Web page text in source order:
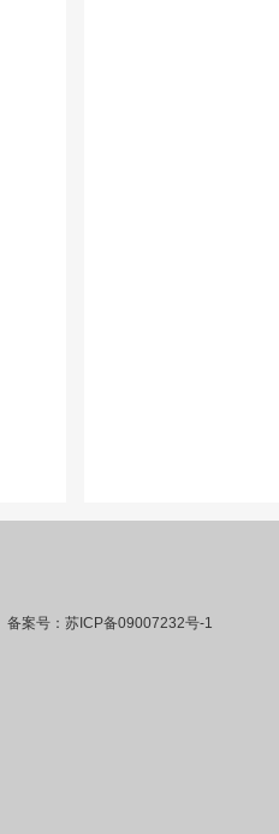
备案号：苏ICP备09007232号-1